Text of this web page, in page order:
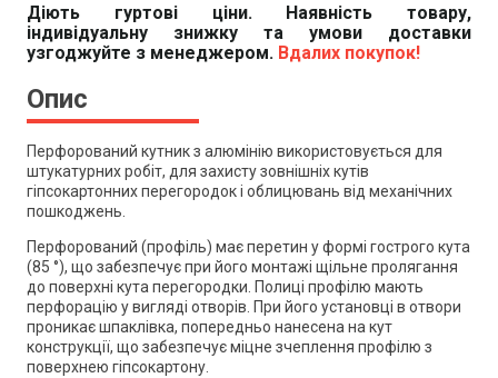
Діють гуртові ціни. Наявність товару,
індивідуальну знижку та умови доставки
узгоджуйте з менеджером. Вдалих покупок!
Опис
Перфорований кутник з алюмінію використовується для
штукатурних робіт, для захисту зовнішніх кутів
гіпсокартонних перегородок і облицювань від механічних
пошкоджень.
Перфорований (профіль) має перетин у формі гострого кута
(85 °), що забезпечує при його монтажі щільне пролягання
до поверхні кута перегородки. Полиці профілю мають
перфорацію у вигляді отворів. При його установці в отвори
проникає шпаклівка, попередньо нанесена на кут
конструкції, що забезпечує міцне зчеплення профілю з
поверхнею гіпсокартону.